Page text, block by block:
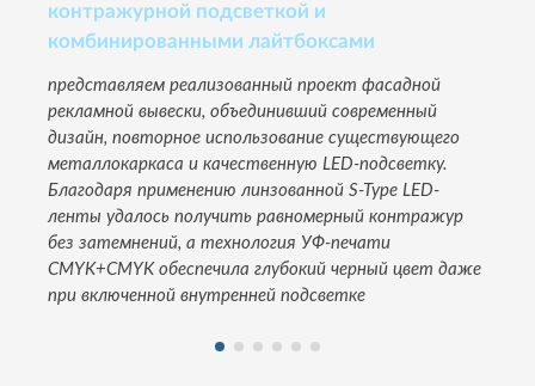
контражурной подсветкой и
комбинированными лайтбоксами
представляем реализованный проект фасадной
рекламной вывески, объединивший современный
дизайн, повторное использование существующего
металлокаркаса и качественную LED-подсветку.
Благодаря применению линзованной S-Type LED-
ленты удалось получить равномерный контражур
без затемнений, а технология УФ-печати
CMYK+CMYK обеспечила глубокий черный цвет даже
при включенной внутренней подсветке